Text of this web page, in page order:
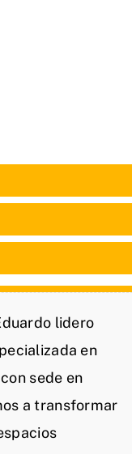
lidero
en
sede en
a transformar